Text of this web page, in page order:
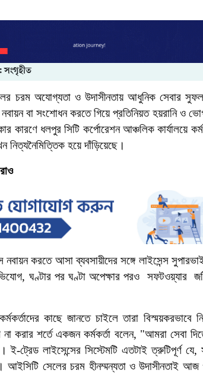
সংগৃহীত
চরম অযোগ্যতা ও উদাসীনতায় আধুনিক সেবার
বা সংশোধন করতে গিয়ে প্রতিনিয়ত হয়রানি ও
কারণে ধলপুর সিটি কর্পোরেশন আঞ্চলিক কার্যালয়ে
হয়ে দাঁড়িয়েছে।
নবায়ন করতে আসা ব্যবসায়ীদের সঙ্গে লাইসেন্স
ঘণ্টার পর ঘণ্টা অপেক্ষার পরও সফটওয়্যার
কাছে জানতে চাইলে তারা বিস্ময়করভাবে
করার শর্তে একজন কর্মকর্তা বলেন, "আমরা সেবা
ট্রেড লাইসেন্সের সিস্টেমটি এতটাই ত্রুটিপূর্ণ যে,
সেলের চরম হীনম্মন্যতা ও উদাসীনতাই আজ